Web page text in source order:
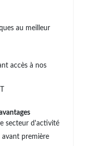
au meilleur
accès à nos
secteur d'activité
avant première